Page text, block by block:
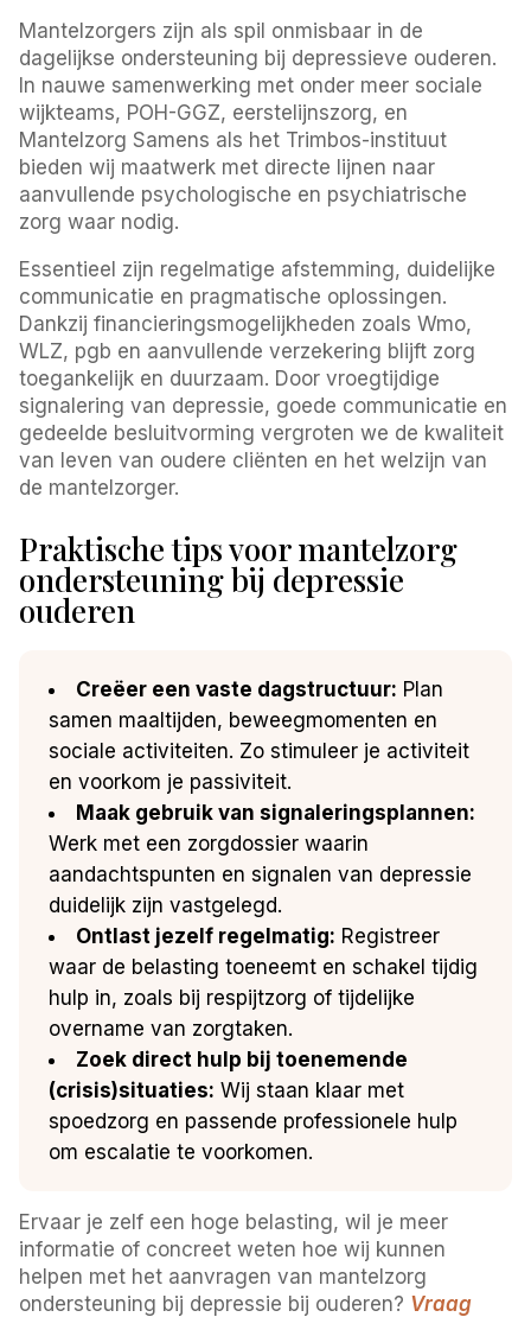
Mantelzorgers zijn als spil onmisbaar in de
dagelijkse ondersteuning bij depressieve ouderen.
In nauwe samenwerking met onder meer sociale
wijkteams, POH-GGZ, eerstelijnszorg, en
Mantelzorg Samens als het Trimbos-instituut
bieden wij maatwerk met directe lijnen naar
aanvullende psychologische en psychiatrische
zorg waar nodig.
Essentieel zijn regelmatige afstemming, duidelijke
communicatie en pragmatische oplossingen.
Dankzij financieringsmogelijkheden zoals Wmo,
WLZ, pgb en aanvullende verzekering blijft zorg
toegankelijk en duurzaam. Door vroegtijdige
signalering van depressie, goede communicatie en
gedeelde besluitvorming vergroten we de kwaliteit
van leven van oudere cliënten en het welzijn van
de mantelzorger.
Praktische tips voor mantelzorg
ondersteuning bij depressie
ouderen
Creëer een vaste dagstructuur: Plan
samen maaltijden, beweegmomenten en
sociale activiteiten. Zo stimuleer je activiteit
en voorkom je passiviteit.
Maak gebruik van signaleringsplannen:
Werk met een zorgdossier waarin
aandachtspunten en signalen van depressie
duidelijk zijn vastgelegd.
Ontlast jezelf regelmatig: Registreer
waar de belasting toeneemt en schakel tijdig
hulp in, zoals bij respijtzorg of tijdelijke
overname van zorgtaken.
Zoek direct hulp bij toenemende
(crisis)situaties: Wij staan klaar met
spoedzorg en passende professionele hulp
om escalatie te voorkomen.
Ervaar je zelf een hoge belasting, wil je meer
informatie of concreet weten hoe wij kunnen
helpen met het aanvragen van mantelzorg
ondersteuning bij depressie bij ouderen? Vraag